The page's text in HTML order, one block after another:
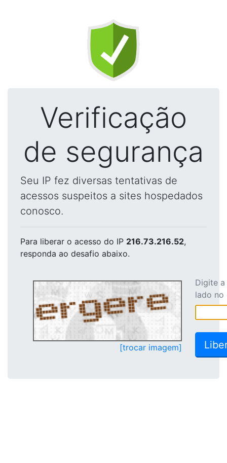
Verificação
de segurança
Seu IP fez diversas tentativas de
acessos suspeitos a sites hospedados
conosco.
Para liberar o acesso do IP 216.73.216.52,
responda ao desafio abaixo.
[trocar imagem]
Digite
lado no